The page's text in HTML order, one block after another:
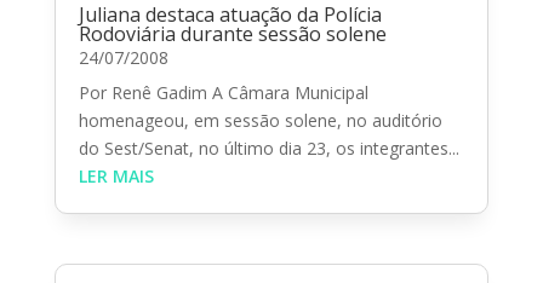
Juliana destaca atuação da Polícia
Rodoviária durante sessão solene
24/07/2008
Por Renê Gadim A Câmara Municipal
homenageou, em sessão solene, no auditório
do Sest/Senat, no último dia 23, os integrantes...
LER MAIS